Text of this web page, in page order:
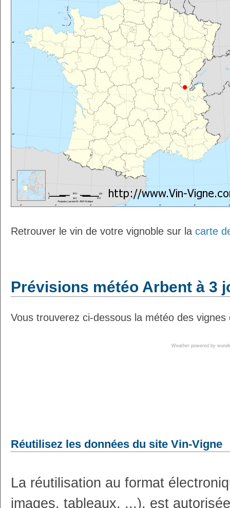
Retrouver le vin de votre vignoble sur la carte
Prévisions météo Arbent à 3
Vous trouverez ci-dessous la météo des
Weather powered by
Réutilisez les données du site Vin-Vigne
La réutilisation au format
images, tableaux, ...), est